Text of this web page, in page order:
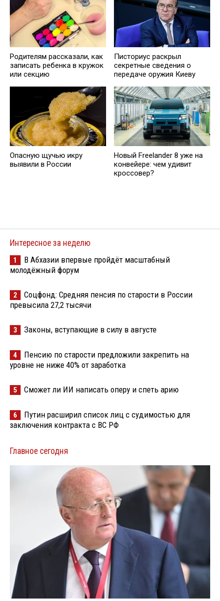
Родителям рассказали, как
записать ребенка в кружок
или секцию
Писториус раскрыл
секретные сведения о
передаче оружия Киеву
Опасную щучью икру
выявили в России
Новый Freelander 8 уже на
конвейере: чем удивит
кроссовер?
Интересное за неделю
1
В Абхазии впервые пройдёт масштабный
молодёжный форум
2
Соцфонд: Средняя пенсия по старости в России
превысила 27,2 тысячи
3 Законы, вступающие в силу в августе
4
Пенсию по старости предложили закрепить на
уровне не ниже 40% от заработка
5 Сможет ли ИИ написать оперу и спеть арию
6
Путин расширил список лиц с судимостью для
заключения контракта с ВС РФ
Главное сегодня